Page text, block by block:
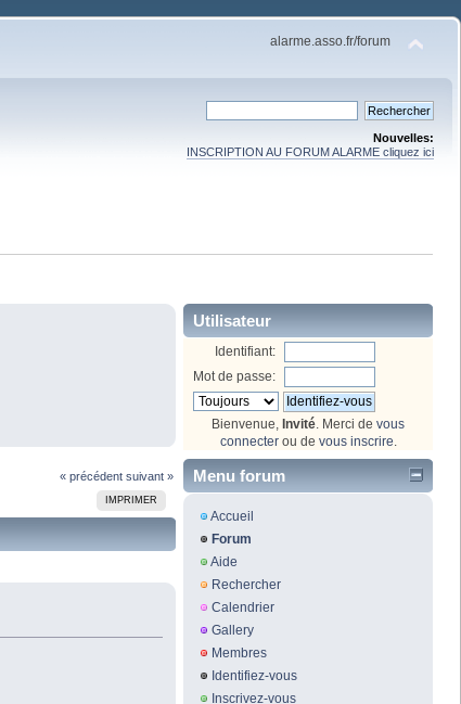
alarme.asso.fr/forum
Nouvelles:
INSCRIPTION AU FORUM ALARME cliquez ici
« précédent suivant »
IMPRIMER
Utilisateur
Identifiant:
Mot de passe:
Bienvenue, Invité . Merci de vous
connecterou de vous inscrire
Menu forum
Accueil
Forum
Aide
Rechercher
Calendrier
Gallery
Membres
Identifiez-vous
Inscrivez-vous